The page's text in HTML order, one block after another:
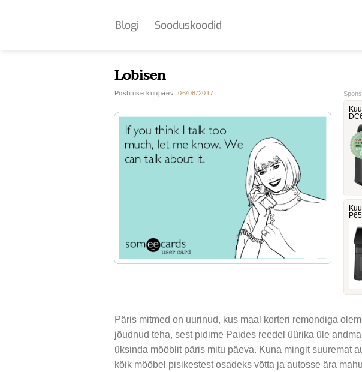
Blogi Sooduskoodid
Lobisen
Postituse kuupäev:06/08/2017
Päris mitmed on uurinud, kus maal korteri remondiga
jõudnud teha, sest pidime Paides reedel üürika üle
üksinda mööblit päris mitu päeva. Kuna mingit suuremat
kõik mööbel pisikestest osadeks võtta ja autosse ära